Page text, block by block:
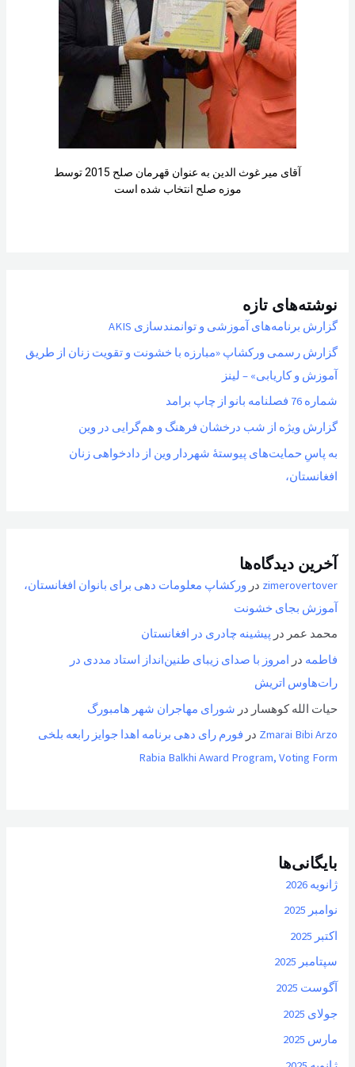
آقای میر غوث الدین به عنوان قهرمان صلح 2015 توسط
موزه صلح انتخاب شده است
نوشته‌های تازه
گزارش برنامه‌های آموزشی و توانمندسازی AKIS
گزارش رسمی ورکشاپ «مبارزه با خشونت و تقویت زنان از طریق
آموزش و کاریابی» – لینز
شماره 76 فصلنامه بانو از چاپ برامد
گزارش ویژه از شب درخشان فرهنگ و هم‌گرایی در وین
به پاسِ حمایت‌های پیوستهٔ شهردار وین از دادخواهی زنان
افغانستان،
آخرین دیدگاه‌ها
zimerovertover در ورکشاپ معلومات دهی برای بانوان افغانستان،
آموزش بجای خشونت
محمد عمر در پیشینه چادری در افغانستان
فاطمه در امروز با صدای زیبای طنین‌انداز استاد مددی در
رات‌هاوس اتریش
حیات الله کوهسار در شورای مهاجران شهر هامبورگ
Zmarai Bibi Arzo در فورم رای دهی برنامه اهدا جوایز رابعه بلخی
Rabia Balkhi Award Program, Voting Form
بایگانی‌ها
ژانویه 2026
نوامبر 2025
اکتبر 2025
سپتامبر 2025
آگوست 2025
جولای 2025
مارس 2025